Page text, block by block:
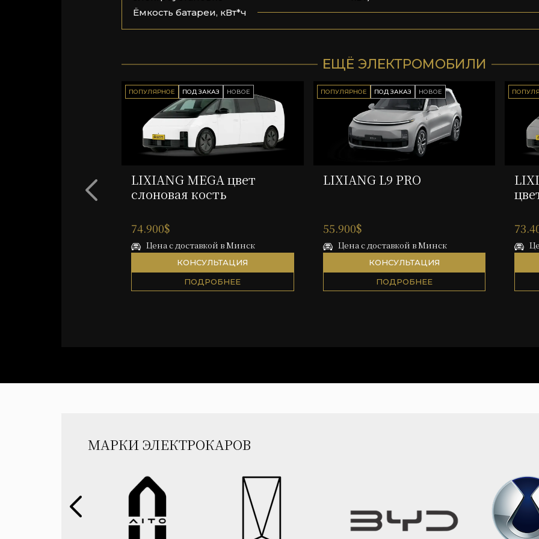
Ёмкость батареи, кВт*ч
ЕЩЁ ЭЛЕКТРОМОБИЛИ
ПОПУЛЯРНОЕ ПОД ЗАКАЗ НОВОЕ
LIXIANG MEGA цвет
слоновая кость
74.900$
Цена с доставкой в Минск
КОНСУЛЬТАЦИЯ
ПОДРОБНЕЕ
ПОПУЛЯРНОЕ ПОД ЗАКАЗ НОВОЕ
LIXIANG L9 PRO
55.900$
Цена с доставкой в Минск
КОНСУЛЬТАЦИЯ
ПОДРОБНЕЕ
МАРКИ ЭЛЕКТРОКАРОВ